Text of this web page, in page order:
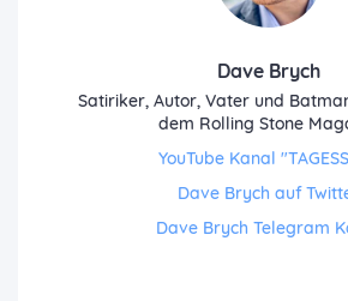
Dave Brych
Satiriker, Autor, Vater und
dem Rolling Stone
YouTube Kanal
Dave Brych auf
Dave Brych Telegram